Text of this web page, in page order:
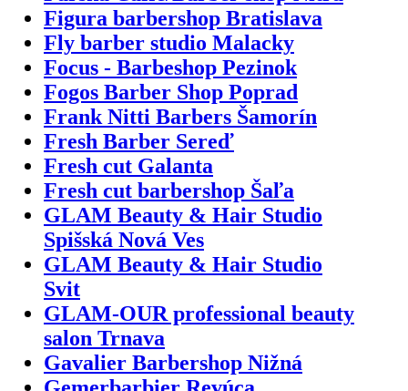
Figura barbershop Bratislava
Fly barber studio Malacky
Focus - Barbeshop Pezinok
Fogos Barber Shop Poprad
Frank Nitti Barbers Šamorín
Fresh Barber Sereď
Fresh cut Galanta
Fresh cut barbershop Šaľa
GLAM Beauty & Hair Studio
Spišská Nová Ves
GLAM Beauty & Hair Studio
Svit
GLAM-OUR professional beauty
salon Trnava
Gavalier Barbershop Nižná